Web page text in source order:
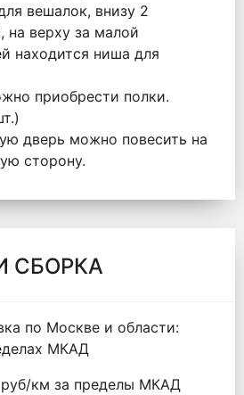
вешалок, внизу 2
верху за малой
находится ниша для
приобрести полки.
дверь можно повесить на
сторону.
СБОРКА
по Москве и области:
МКАД
км за пределы МКАД